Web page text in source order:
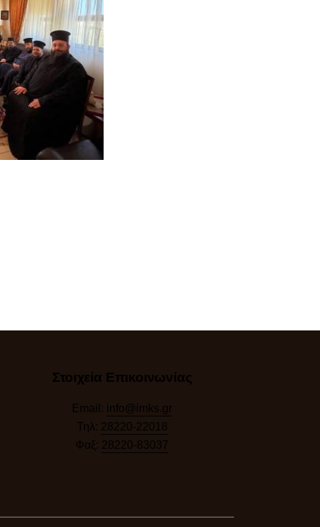
Στοιχεία Επικοινωνίας
Email: info@imks.gr
Τηλ: 28220-22018
Φαξ: 28220-83037